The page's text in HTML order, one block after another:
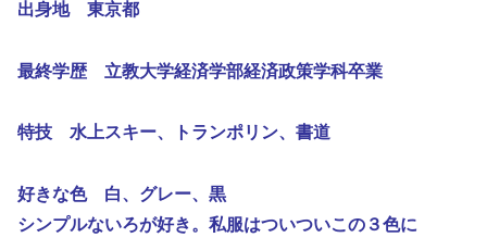
出身地 東京都
最終学歴 立教大学経済学部経済政策学科卒業
特技 水上スキー、トランポリン、書道
好きな色 白、グレー、黒
シンプルないろが好き。私服はついついこの３色に